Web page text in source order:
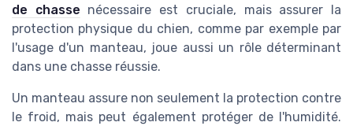
de chasse nécessaire est cruciale, mais assurer la
protection physique du chien, comme par exemple par
l'usage d'un manteau, joue aussi un rôle déterminant
dans une chasse réussie.
Un manteau assure non seulement la protection contre
le froid, mais peut également protéger de l'humidité.